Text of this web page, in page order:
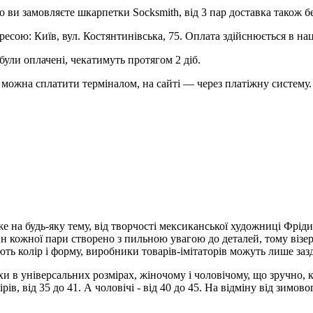
замовляєте шкарпетки Socksmith, від 3 пар доставка також
Київ, вул. Костянтинівська, 75. Оплата здійснюється в
оплачені, чекатимуть протягом 2 діб.
сплатити терміналом, на сайті — через платіжну систему.
будь-яку тему, від творчості мексиканської художниці
кожної пари створено з пильною увагою до деталей, тому
колір і форму, виробники товарів-імітаторів можуть лише
універсальних розмірах, жіночому і чоловічому, що зручно,
від 35 до 41. А чоловічі - від 40 до 45. На відміну від